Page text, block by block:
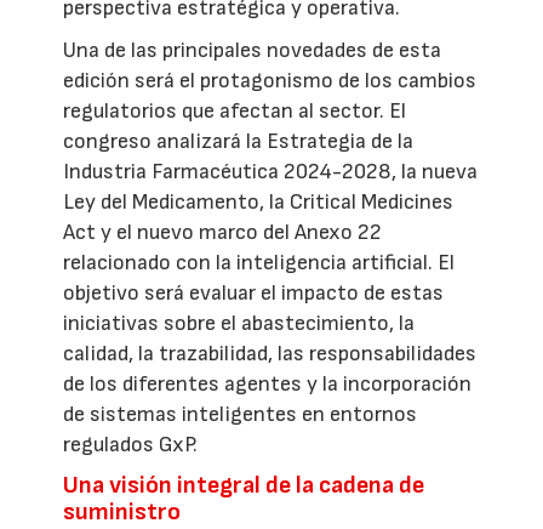
perspectiva estratégica y operativa.
Una de las principales novedades de esta
edición será el protagonismo de los cambios
regulatorios que afectan al sector. El
congreso analizará la Estrategia de la
Industria Farmacéutica 2024-2028, la nueva
Ley del Medicamento, la Critical Medicines
Act y el nuevo marco del Anexo 22
relacionado con la inteligencia artificial. El
objetivo será evaluar el impacto de estas
iniciativas sobre el abastecimiento, la
calidad, la trazabilidad, las responsabilidades
de los diferentes agentes y la incorporación
de sistemas inteligentes en entornos
regulados GxP.
Una visión integral de la cadena de
suministro